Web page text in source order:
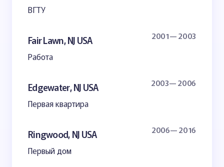
ВГТУ
Fair Lawn, NJ USA 2001— 2003
Работа
Edgewater, NJ USA 2003— 2006
Первая квартира
Ringwood, NJ USA 2006— 2016
Первый дом